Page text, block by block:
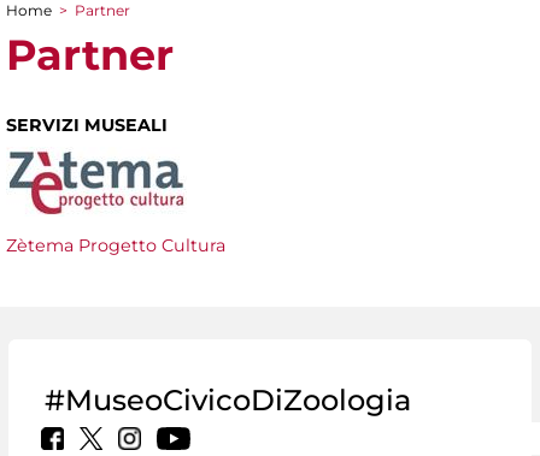
Tu sei qui
Home > Partner
Partner
SERVIZI MUSEALI
Zètema Progetto Cultura
#MuseoCivicoDiZoologia